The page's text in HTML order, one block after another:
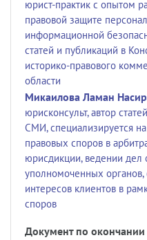
юрист-практик с опытом
правовой защите
информационной
статей и публикаций в
историко-правового
области
Микаилова Ламан
юрисконсульт, автор
СМИ, специализируется
правовых споров в
юрисдикции, ведении дел
уполномоченных органов,
интересов клиентов в
споров
Документ по